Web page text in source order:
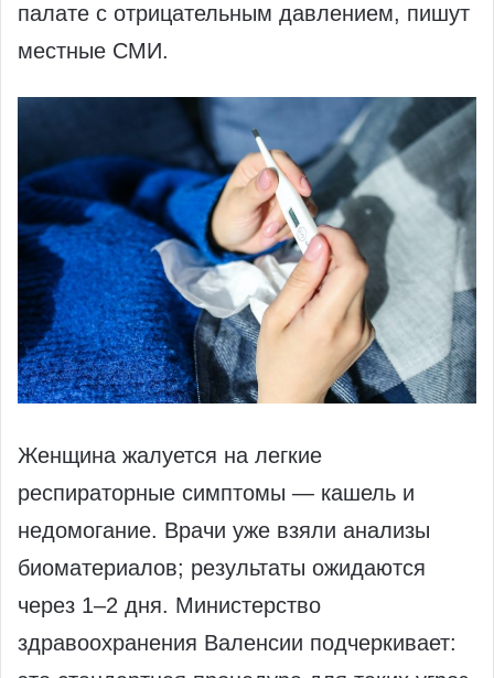
палате с отрицательным давлением, пишут
местные СМИ.
Женщина жалуется на легкие
респираторные симптомы — кашель и
недомогание. Врачи уже взяли анализы
биоматериалов; результаты ожидаются
через 1–2 дня. Министерство
здравоохранения Валенсии подчеркивает: